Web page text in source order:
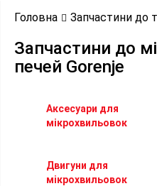
Головна Запчастини до
Запчастини до
печей Gorenje
Аксесуари для
мікрохвильовок
Двигуни для
мікрохвильовок